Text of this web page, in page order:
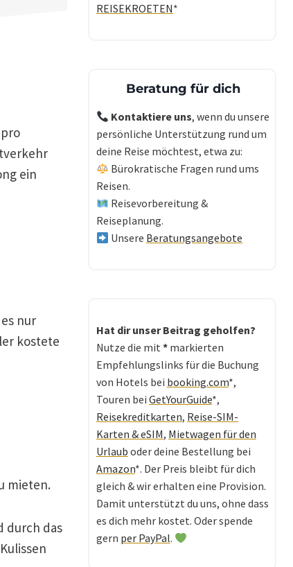
ein
nur
kostete
mieten.
durch das
REISEKROETEN*
Beratung für dich
Kontaktiere uns, wenn du unsere
persönliche Unterstützung rund um
deine Reise möchtest, etwa zu:
Bürokratische Fragen rund ums
Reisen.
Reisevorbereitung &
Reiseplanung.
Unsere Beratungsangebote
Hat dir unser Beitrag geholfen?
Nutze die mit *markierten
Empfehlungslinks für die Buchung
von Hotels bei booking.com*,
Touren bei GetYourGuide*,
Reisekreditkarten, Reise-SIM-
Karten & eSIM, Mietwagen für den
Urlaub oder deine Bestellung bei
Amazon*. Der Preis bleibt für dich
gleich & wir erhalten eine Provision.
Damit unterstützt du uns, ohne dass
es dich mehr kostet. Oder spende
gern per PayPal.